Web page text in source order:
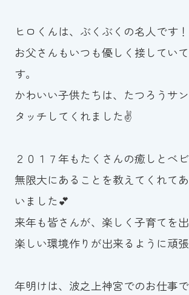
ヒロくんは、ぶくぶくの名人です！
お父さんもいつも優しく接してい
す。
かわいい子供たちは、たつろうサ
タッチしてくれました✌
２０１７年もたくさんの癒しとベ
無限大にあることを教えてくれて
いました💕
来年も皆さんが、楽しく子育てを出
楽しい環境作りが出来るように頑
年明けは、波之上神宮でのお仕事で